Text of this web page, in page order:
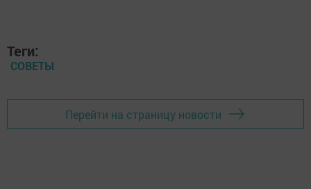
Теги:
СОВЕТЫ
Перейти на страницу новости